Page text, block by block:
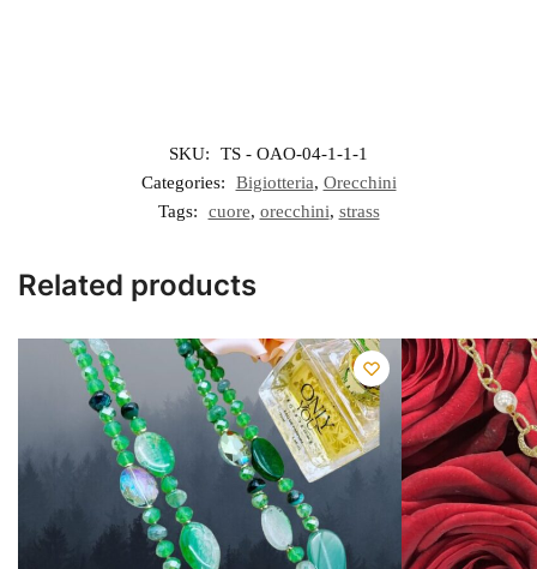
SKU:
TS - OAO-04-1-1-1
Categories:
Bigiotteria, Orecchini
Tags:
cuore, orecchini, strass
Related products